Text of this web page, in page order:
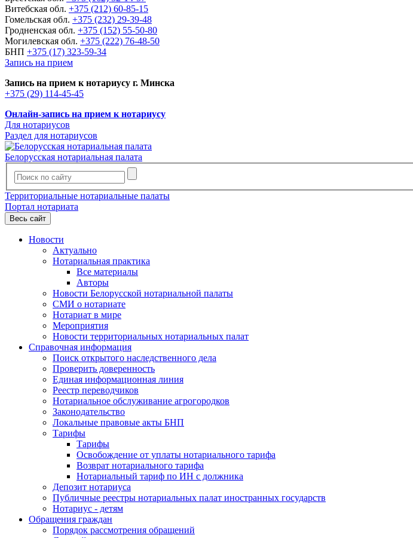
Витебская обл. +375 (212) 60-85-15
Гомельская обл. +375 (232) 29-39-48
Гродненская обл. +375 (152) 55-50-80
Могилевская обл. +375 (222) 76-48-50
БНП +375 (17) 323-59-34
Запись на прием
Запись на прием к нотариусу г. Минска
+375 (29) 114-45-45
Онлайн-запись на прием к нотариусу
Для нотариусов
Раздел для нотариусов
Белорусская нотариальная палата
Территориальные нотариальные палаты
Портал нотариата
Весь сайт
Новости
Актуально
Нотариальная практика
Все материалы
Авторы
Новости Белорусской нотариальной палаты
СМИ о нотариате
Нотариат в мире
Мероприятия
Новости территориальных нотариальных палат
Справочная информация
Поиск открытого наследственного дела
Проверить доверенность
Единая информационная линия
Реестр переводчиков
Нотариальное обслуживание агрогородков
Законодательство
Локальные правовые акты БНП
Тарифы
Тарифы
Освобождение от уплаты нотариального тарифа
Возврат нотариального тарифа
Нотариальный тариф по ИН с должника
Депозит нотариуса
Публичные реестры нотариальных палат иностранных государств
Нотариус - детям
Обращения граждан
Порядок рассмотрения обращений